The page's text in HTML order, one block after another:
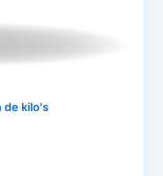
de kilo's